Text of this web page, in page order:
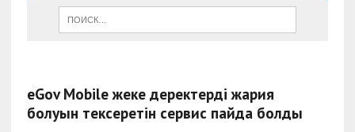
eGov Mobile жеке деректердің жария
болуын тексеретін сервис пайда болды